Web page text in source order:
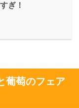
ぎ！
葡萄のフェア